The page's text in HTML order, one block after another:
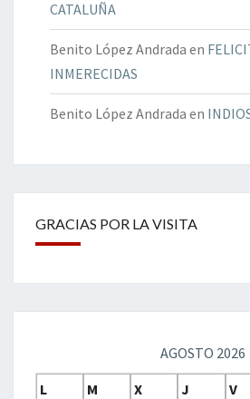
CATALUÑA
Benito López Andrada en
INMERECIDAS
Benito López Andrada en
GRACIAS POR LA VISITA
AGOSTO 2026
L
M X J V